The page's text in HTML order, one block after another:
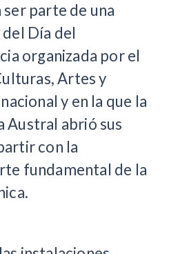
parte de una
Día del
organizada por el
Artes y
y en la que la
Austral abrió sus
con la
fundamental de la